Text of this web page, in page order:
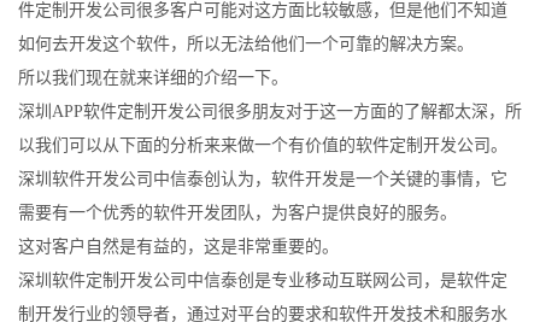
件定制开发公司很多客户可能对这方面比较敏感，但是他们不知道
如何去开发这个软件，所以无法给他们一个可靠的解决方案。
所以我们现在就来详细的介绍一下。
深圳APP软件定制开发公司很多朋友对于这一方面的了解都太深，所
以我们可以从下面的分析来来做一个有价值的软件定制开发公司。
深圳软件开发公司中信泰创认为，软件开发是一个关键的事情，它
需要有一个优秀的软件开发团队，为客户提供良好的服务。
这对客户自然是有益的，这是非常重要的。
深圳软件定制开发公司中信泰创是专业移动互联网公司，是软件定
制开发行业的领导者，通过对平台的要求和软件开发技术和服务水